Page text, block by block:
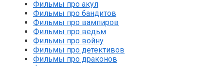
Фильмы про акул
Фильмы про бандитов
Фильмы про вампиров
Фильмы про ведьм
Фильмы про войну
Фильмы про детективов
Фильмы про драконов